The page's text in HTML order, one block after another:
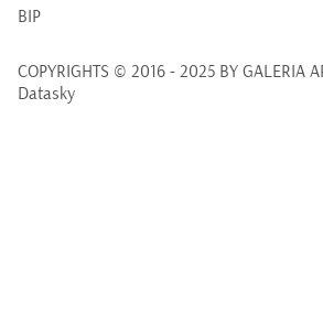
BIP
COPYRIGHTS © 2016 - 2025 BY GALERIA
Datasky